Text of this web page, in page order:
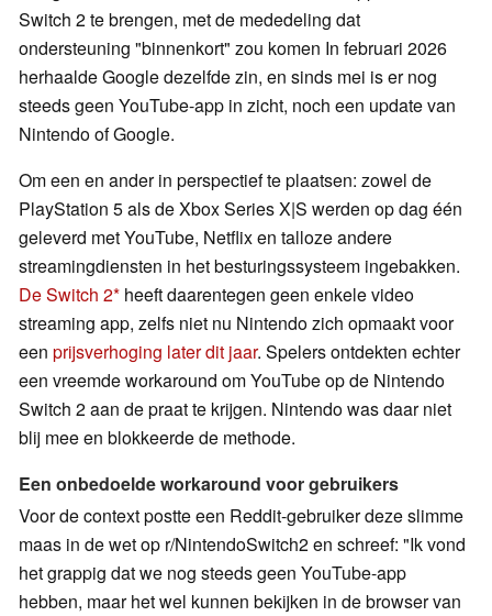
Switch 2 te brengen, met de mededeling dat
ondersteuning "binnenkort" zou komen In februari 2026
herhaalde Google dezelfde zin, en sinds mei is er nog
steeds geen YouTube-app in zicht, noch een update van
Nintendo of Google.
Om een en ander in perspectief te plaatsen: zowel de
PlayStation 5 als de Xbox Series X|S werden op dag één
geleverd met YouTube, Netflix en talloze andere
streamingdiensten in het besturingssysteem ingebakken.
De Switch 2 heeft daarentegen geen enkele video
streaming app, zelfs niet nu Nintendo zich opmaakt voor
een prijsverhoging later dit jaar. Spelers ontdekten echter
een vreemde workaround om YouTube op de Nintendo
Switch 2 aan de praat te krijgen. Nintendo was daar niet
blij mee en blokkeerde de methode.
Een onbedoelde workaround voor gebruikers
Voor de context postte een Reddit-gebruiker deze slimme
maas in de wet op r/NintendoSwitch2 en schreef: "Ik vond
het grappig dat we nog steeds geen YouTube-app
hebben, maar het wel kunnen bekijken in de browser van